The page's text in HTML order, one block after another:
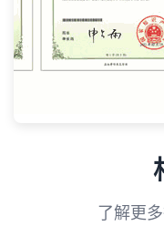
了解更